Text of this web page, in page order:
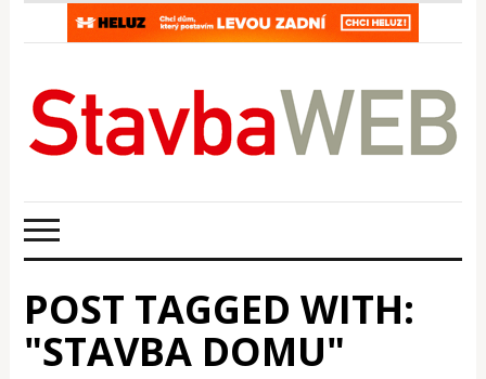
POST TAGGED WITH:
"STAVBA DOMU"